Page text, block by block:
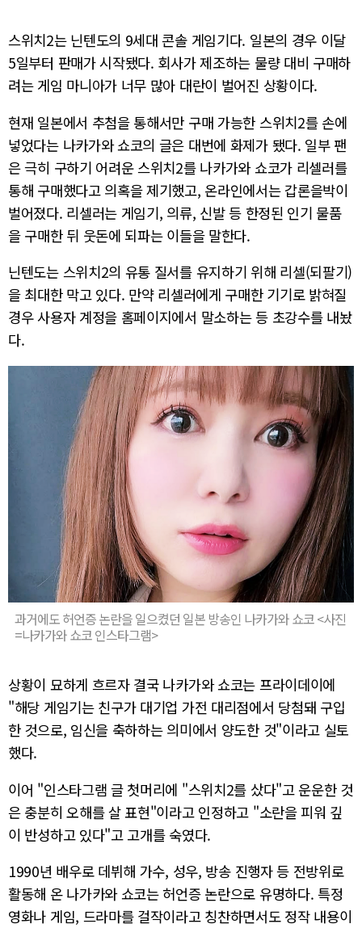
스위치2는 닌텐도의 9세대 콘솔 게임기다. 일본의 경우 이달
5일부터 판매가 시작됐다. 회사가 제조하는 물량 대비 구매하
려는 게임 마니아가 너무 많아 대란이 벌어진 상황이다.
현재 일본에서 추첨을 통해서만 구매 가능한 스위치2를 손에
넣었다는 나카가와 쇼코의 글은 대번에 화제가 됐다. 일부 팬
은 극히 구하기 어려운 스위치2를 나카가와 쇼코가 리셀러를
통해 구매했다고 의혹을 제기했고, 온라인에서는 갑론을박이
벌어졌다. 리셀러는 게임기, 의류, 신발 등 한정된 인기 물품
을 구매한 뒤 웃돈에 되파는 이들을 말한다.
닌텐도는 스위치2의 유통 질서를 유지하기 위해 리셀(되팔기)
을 최대한 막고 있다. 만약 리셀러에게 구매한 기기로 밝혀질
경우 사용자 계정을 홈페이지에서 말소하는 등 초강수를 내놨
다.
과거에도 허언증 논란을 일으켰던 일본 방송인 나카가와 쇼코 <사진
=나카가와 쇼코 인스타그램>
상황이 묘하게 흐르자 결국 나카가와 쇼코는 프라이데이에
"해당 게임기는 친구가 대기업 가전 대리점에서 당첨돼 구입
한 것으로, 임신을 축하하는 의미에서 양도한 것"이라고 실토
했다.
이어 "인스타그램 글 첫머리에 "스위치2를 샀다"고 운운한 것
은 충분히 오해를 살 표현"이라고 인정하고 "소란을 피워 깊
이 반성하고 있다"고 고개를 숙였다.
1990년 배우로 데뷔해 가수, 성우, 방송 진행자 등 전방위로
활동해 온 나가카와 쇼코는 허언증 논란으로 유명하다. 특정
영화나 게임, 드라마를 걸작이라고 칭찬하면서도 정작 내용이